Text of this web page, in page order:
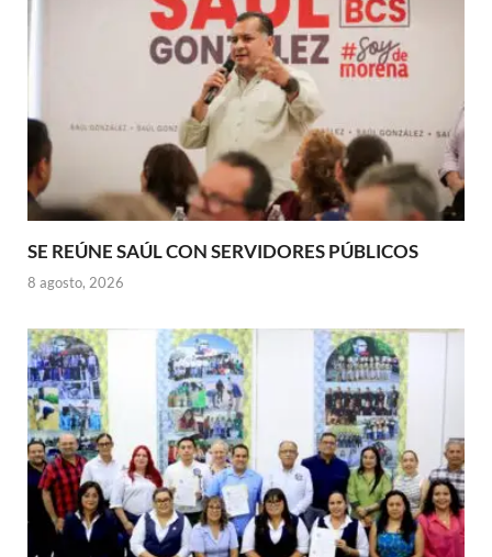
SE REÚNE SAÚL CON SERVIDORES PÚBLICOS
8 agosto, 2026